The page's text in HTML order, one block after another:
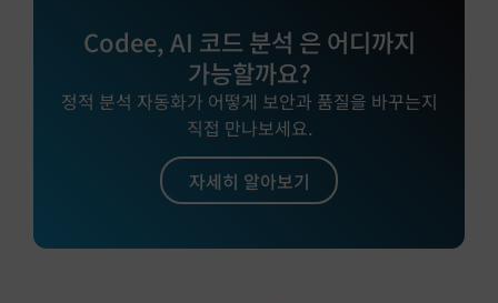
Codee, AI 코드 분석 은 어디까지
가능할까요?
정적 분석 자동화가 어떻게 보안과 품질을 바꾸는지
직접 만나보세요.
자세히 알아보기